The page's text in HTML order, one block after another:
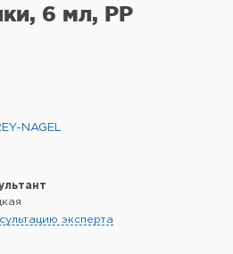
6 мл, PP
NAGEL
эксперта